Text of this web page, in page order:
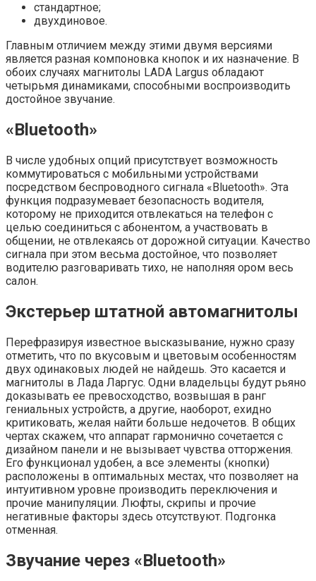
стандартное;
двухдиновое.
Главным отличием между этими двумя версиями
является разная компоновка кнопок и их назначение. В
обоих случаях магнитолы LADA Largus обладают
четырьмя динамиками, способными воспроизводить
достойное звучание.
«Bluetooth»
В числе удобных опций присутствует возможность
коммутироваться с мобильными устройствами
посредством беспроводного сигнала «Bluetooth». Эта
функция подразумевает безопасность водителя,
которому не приходится отвлекаться на телефон с
целью соединиться с абонентом, а участвовать в
общении, не отвлекаясь от дорожной ситуации. Качество
сигнала при этом весьма достойное, что позволяет
водителю разговаривать тихо, не наполняя ором весь
салон.
Экстерьер штатной автомагнитолы
Перефразируя известное высказывание, нужно сразу
отметить, что по вкусовым и цветовым особенностям
двух одинаковых людей не найдешь. Это касается и
магнитолы в Лада Ларгус. Одни владельцы будут рьяно
доказывать ее превосходство, возвышая в ранг
гениальных устройств, а другие, наоборот, ехидно
критиковать, желая найти больше недочетов. В общих
чертах скажем, что аппарат гармонично сочетается с
дизайном панели и не вызывает чувства отторжения.
Его функционал удобен, а все элементы (кнопки)
расположены в оптимальных местах, что позволяет на
интуитивном уровне производить переключения и
прочие манипуляции. Люфты, скрипы и прочие
негативные факторы здесь отсутствуют. Подгонка
отменная.
Звучание через «Bluetooth»